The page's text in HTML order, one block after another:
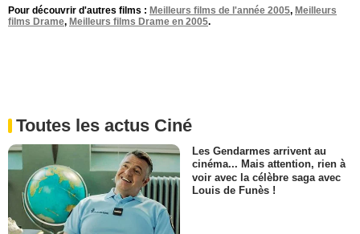
Pour découvrir d'autres films : Meilleurs films de l'année 2005, Meilleurs
films Drame, Meilleurs films Drame en 2005.
Toutes les actus Ciné
Les Gendarmes arrivent au
cinéma... Mais attention, rien à
voir avec la célèbre saga avec
Louis de Funès !